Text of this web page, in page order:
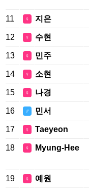
11 ♀ 지은
12 ♀ 수현
13 ♀ 민주
14 ♀ 소현
15 ♀ 나경
16 ♂ 민서
17 ♀ Taeyeon
18 ♀ Myung-Hee
19 ♀ 예원